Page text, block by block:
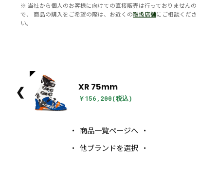
※ 当社から個人のお客様に向けての直接販売は行っておりませんの
で、 商品の購入をご希望の際は、お近くの取扱店舗にご相談くださ
い。
❮ XR 75mm
￥156,200(税込)
商品一覧ページへ
他ブランドを選択